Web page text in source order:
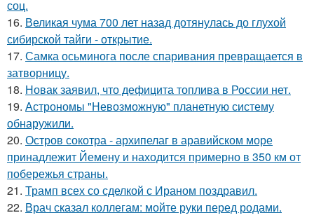
соц.
16. Великая чума 700 лет назад дотянулась до глухой
сибирской тайги - открытие.
17. Самка осьминога после спаривания превращается в
затворницу.
18. Новак заявил, что дефицита топлива в России нет.
19. Астрономы "Невозможную" планетную систему
обнаружили.
20. Остров сокотра - архипелаг в аравийском море
принадлежит Йемену и находится примерно в 350 км от
побережья страны.
21. Трамп всех со сделкой с Ираном поздравил.
22. Врач сказал коллегам: мойте руки перед родами.